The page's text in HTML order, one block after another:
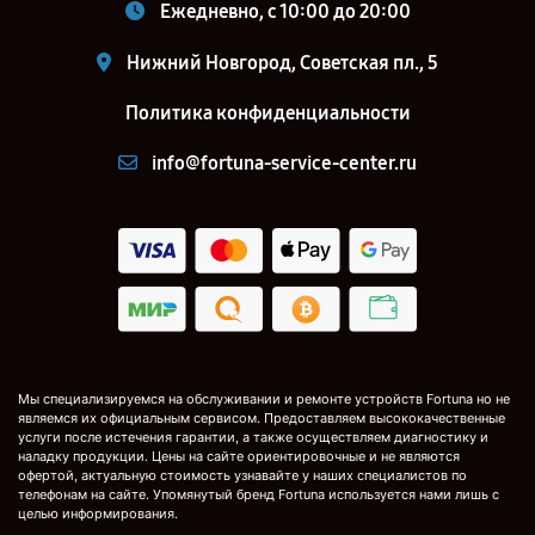
Ежедневно, с 10:00 до 20:00
Нижний Новгород, Советская пл., 5
Политика конфиденциальности
info@fortuna-service-center.ru
Мы специализируемся на обслуживании и ремонте устройств Fortuna но не
являемся их официальным сервисом. Предоставляем высококачественные
услуги после истечения гарантии, а также осуществляем диагностику и
наладку продукции. Цены на сайте ориентировочные и не являются
офертой, актуальную стоимость узнавайте у наших специалистов по
телефонам на сайте. Упомянутый бренд Fortuna используется нами лишь с
целью информирования.